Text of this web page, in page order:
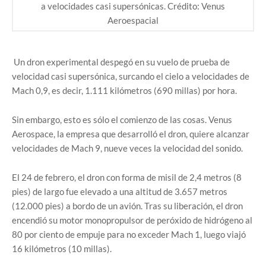
a velocidades casi supersónicas. Crédito: Venus
Aeroespacial
Un dron experimental despegó en su vuelo de prueba de
velocidad casi supersónica, surcando el cielo a velocidades de
Mach 0,9, es decir, 1.111 kilómetros (690 millas) por hora.
Sin embargo, esto es sólo el comienzo de las cosas. Venus
Aerospace, la empresa que desarrolló el dron, quiere alcanzar
velocidades de Mach 9, nueve veces la velocidad del sonido.
El 24 de febrero, el dron con forma de misil de 2,4 metros (8
pies) de largo fue elevado a una altitud de 3.657 metros
(12.000 pies) a bordo de un avión. Tras su liberación, el dron
encendió su motor monopropulsor de peróxido de hidrógeno al
80 por ciento de empuje para no exceder Mach 1, luego viajó
16 kilómetros (10 millas).